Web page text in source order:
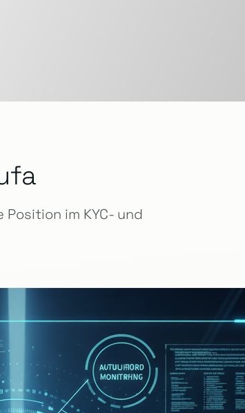
Position im KYC- und